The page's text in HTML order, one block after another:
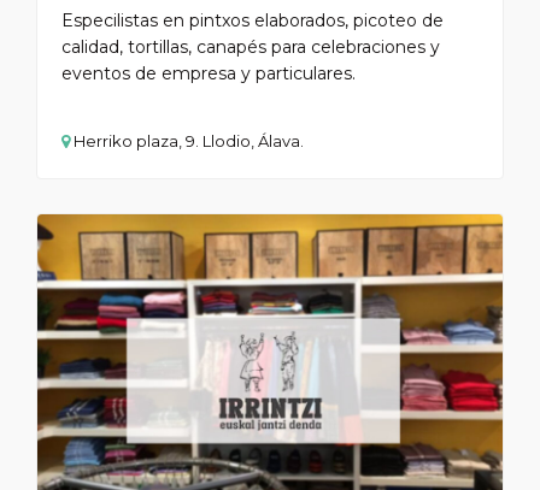
Especilistas en pintxos elaborados, picoteo de
calidad, tortillas, canapés para celebraciones y
eventos de empresa y particulares.
Herriko plaza, 9. Llodio, Álava.